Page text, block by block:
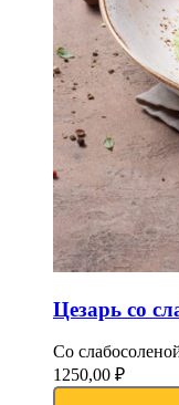
Цезарь со
Со
1250,00 ₽